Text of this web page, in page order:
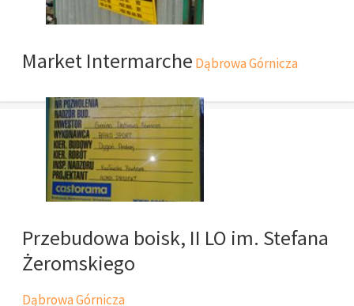
Market Intermarche Dąbrowa Górnicza
Przebudowa boisk, II LO im. Stefana
Żeromskiego
Dąbrowa Górnicza